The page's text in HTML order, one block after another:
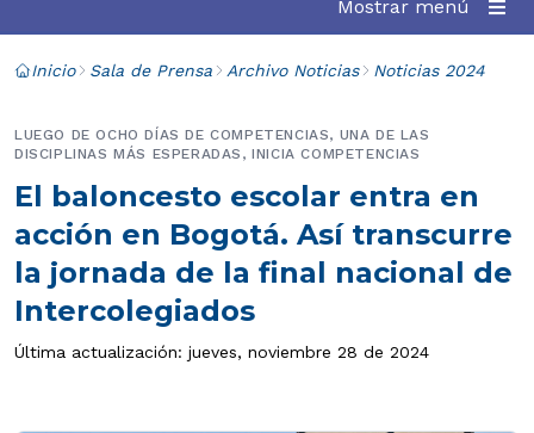
Mostrar menú
Inicio Sala de Prensa Archivo Noticias Noticias 2024
El baloncesto escolar entra en
acción en Bogotá. Así transcurre
la jornada de la final nacional de
Intercolegiados
LUEGO DE OCHO DÍAS DE COMPETENCIAS, UNA DE LAS
DISCIPLINAS MÁS ESPERADAS, INICIA COMPETENCIAS
Última actualización: jueves, noviembre 28 de 2024